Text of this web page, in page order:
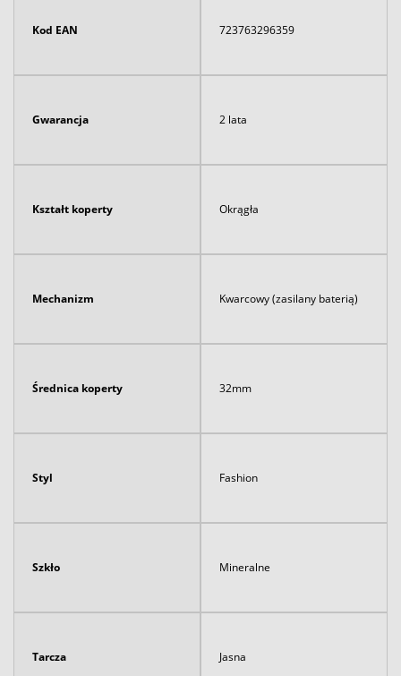
Kod EAN 723763296359
Gwarancja 2 lata
Kształt koperty Okrągła
Mechanizm Kwarcowy (zasilany baterią)
Średnica koperty 32mm
Styl Fashion
Szkło Mineralne
Tarcza Jasna